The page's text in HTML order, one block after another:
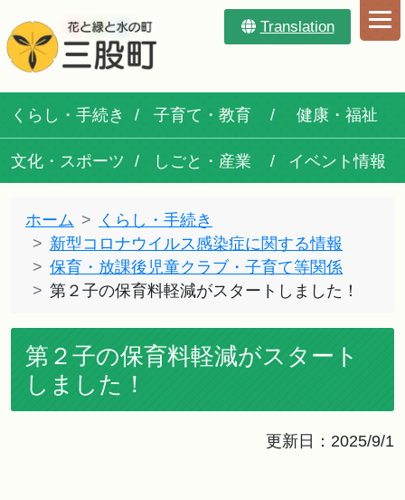
Translation
くらし・手続き 子育て・教育 健康・福祉
文化・スポーツ しごと・産業 イベント情報
ホーム
くらし・手続き
新型コロナウイルス感染症に関する情報
保育・放課後児童クラブ・子育て等関係
第２子の保育料軽減がスタートしました！
第２子の保育料軽減がスタート
しました！
更新日：2025/9/1